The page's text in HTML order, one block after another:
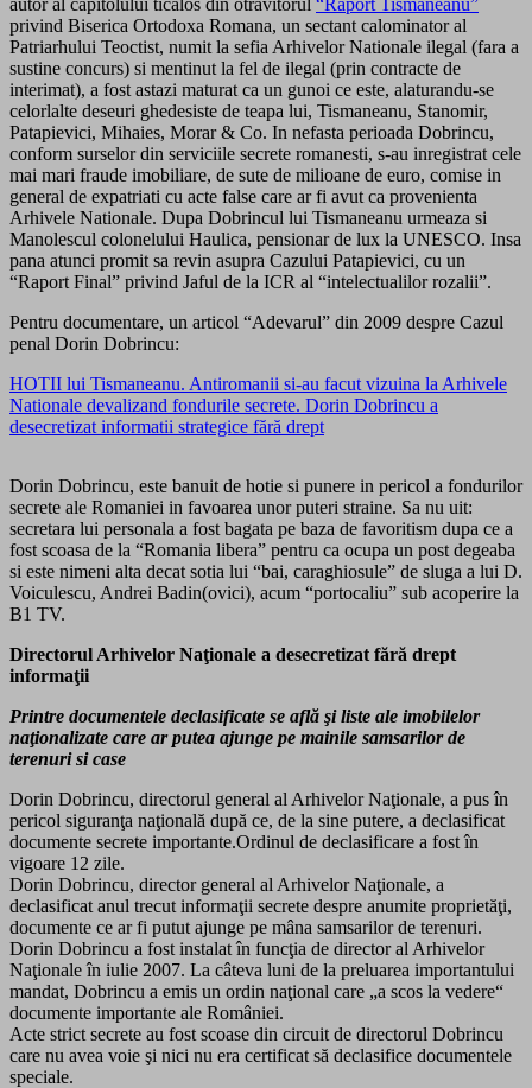
autor al capitolului ticalos din otravitorul “Raport Tismaneanu”
privind Biserica Ortodoxa Romana, un sectant calominator al
Patriarhului Teoctist, numit la sefia Arhivelor Nationale ilegal (fara a
sustine concurs) si mentinut la fel de ilegal (prin contracte de
interimat), a fost astazi maturat ca un gunoi ce este, alaturandu-se
celorlalte deseuri ghedesiste de teapa lui, Tismaneanu, Stanomir,
Patapievici, Mihaies, Morar & Co. In nefasta perioada Dobrincu,
conform surselor din serviciile secrete romanesti, s-au inregistrat cele
mai mari fraude imobiliare, de sute de milioane de euro, comise in
general de expatriati cu acte false care ar fi avut ca provenienta
Arhivele Nationale. Dupa Dobrincul lui Tismaneanu urmeaza si
Manolescul colonelului Haulica, pensionar de lux la UNESCO. Insa
pana atunci promit sa revin asupra Cazului Patapievici, cu un
“Raport Final” privind Jaful de la ICR al “intelectualilor rozalii”.
Pentru documentare, un articol “Adevarul” din 2009 despre Cazul
penal Dorin Dobrincu:
HOTII lui Tismaneanu. Antiromanii si-au facut vizuina la Arhivele
Nationale devalizand fondurile secrete. Dorin Dobrincu a
desecretizat informatii strategice fără drept
Dorin Dobrincu, este banuit de hotie si punere in pericol a fondurilor
secrete ale Romaniei in favoarea unor puteri straine. Sa nu uit:
secretara lui personala a fost bagata pe baza de favoritism dupa ce a
fost scoasa de la “Romania libera” pentru ca ocupa un post degeaba
si este nimeni alta decat sotia lui “bai, caraghiosule” de sluga a lui D.
Voiculescu, Andrei Badin(ovici), acum “portocaliu” sub acoperire la
B1 TV.
Directorul Arhivelor Naţionale a desecretizat fără drept
informaţii
Printre documentele declasificate se află şi liste ale imobilelor
naţionalizate care ar putea ajunge pe mainile samsarilor de
terenuri si case
Dorin Dobrincu, directorul general al Arhivelor Naţionale, a pus în
pericol siguranţa naţională după ce, de la sine putere, a declasificat
documente secrete importante.Ordinul de declasificare a fost în
vigoare 12 zile.
Dorin Dobrincu, director general al Arhivelor Naţionale, a
declasificat anul trecut informaţii secrete despre anumite proprietăţi,
documente ce ar fi putut ajunge pe mâna samsarilor de terenuri.
Dorin Dobrincu a fost instalat în funcţia de director al Arhivelor
Naţionale în iulie 2007. La câteva luni de la preluarea importantului
mandat, Dobrincu a emis un ordin naţional care „a scos la vedere“
documente importante ale României.
Acte strict secrete au fost scoase din circuit de directorul Dobrincu
care nu avea voie şi nici nu era certificat să declasifice documentele
speciale.